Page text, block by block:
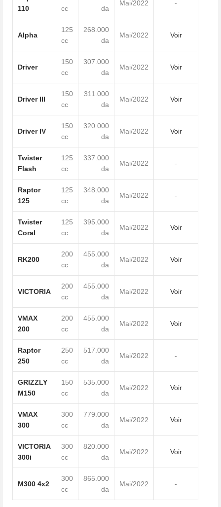
110
cc
da
Mai/2022 -
Alpha
125
cc
268.000
da
Mai/2022 Voir
Driver
150
cc
307.000
da
Mai/2022 Voir
Driver III
150
cc
311.000
da
Mai/2022 Voir
Driver IV
150
cc
320.000
da
Mai/2022 Voir
Twister
Flash
125
cc
337.000
da
Mai/2022 -
Raptor
125
125
cc
348.000
da
Mai/2022 -
Twister
Coral
125
cc
395.000
da
Mai/2022 Voir
RK200
200
cc
455.000
da
Mai/2022 Voir
VICTORIA
200
cc
455.000
da
Mai/2022 Voir
VMAX
200
200
cc
455.000
da
Mai/2022 Voir
Raptor
250
250
cc
517.000
da
Mai/2022 -
GRIZZLY
M150
150
cc
535.000
da
Mai/2022 Voir
VMAX
300
300
cc
779.000
da
Mai/2022 Voir
VICTORIA
300i
300
cc
820.000
da
Mai/2022 Voir
M300 4x2
300
cc
865.000
da
Mai/2022 -